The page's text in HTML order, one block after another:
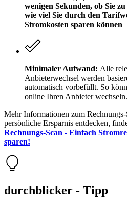
wenigen Sekunden, ob Sie
wie viel Sie durch den
Stromkosten sparen können
Minimaler Aufwand: Alle
Anbieterwechsel werden
automatisch vorbefüllt. So
online Ihren Anbieter wechseln.
Mehr Informationen zum
persönliche Ersparnis entdecken,
Rechnungs-Scan - Einfach
sparen!
durchblicker - Tipp